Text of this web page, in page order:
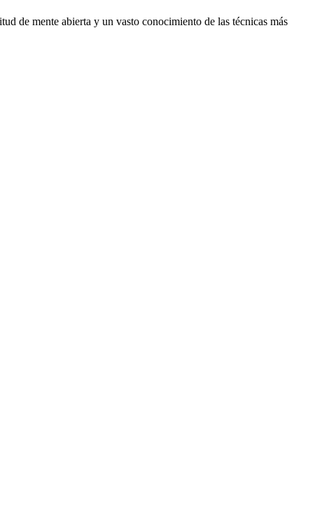
de mente abierta y un vasto conocimiento de las técnicas más